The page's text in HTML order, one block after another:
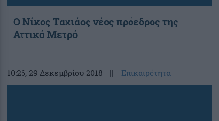
Ο Νίκος Ταχιάος νέος πρόεδρος της
Αττικό Μετρό
10:26, 29 Δεκεμβρίου 2018 || Επικαιρότητα